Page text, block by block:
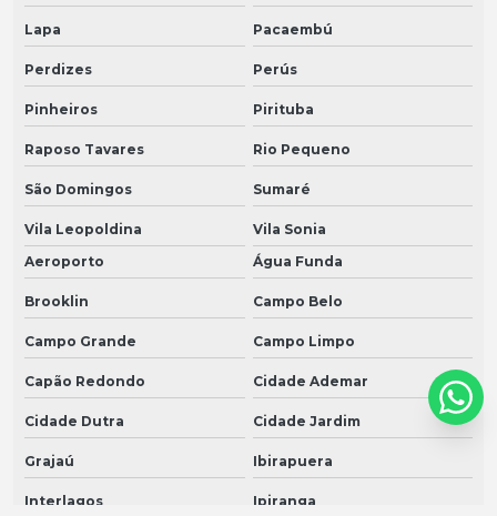
Lapa Pacaembú
Perdizes Perús
Pinheiros Pirituba
Raposo Tavares Rio Pequeno
São Domingos Sumaré
Vila Leopoldina
Vila Sonia
Aeroporto
Água Funda
Brooklin Campo Belo
Campo Grande Campo Limpo
Capão Redondo Cidade Ademar
Cidade Dutra Cidade Jardim
Grajaú Ibirapuera
Interlagos Ipiranga